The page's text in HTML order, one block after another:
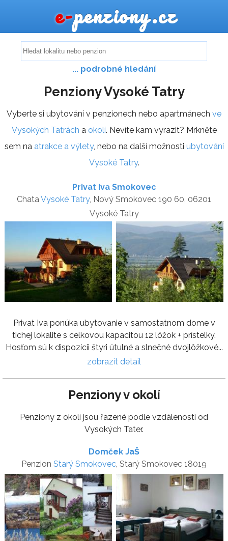
e-penziony.cz
... podrobné hledání
Penziony Vysoké Tatry
Vyberte si ubytování v penzionech nebo apartmánech ve
Vysokých Tatrách a okolí. Nevíte kam vyrazit? Mrkněte
sem na atrakce a výlety, nebo na další možnosti ubytování
Vysoké Tatry.
Privat Iva Smokovec
Chata Vysoké Tatry, Nový Smokovec 190 60, 06201
Vysoké Tatry
Privat Iva ponúka ubytovanie v samostatnom dome v
tichej lokalite s celkovou kapacitou 12 lôžok + prístelky.
Hosťom sú k dispozícii štyri útulné a slnečné dvojlôžkové...
zobrazit detail
Penziony v okolí
Penziony z okolí jsou řazené podle vzdálenosti od
Vysokých Tater.
Domček JaŠ
Penzion Starý Smokovec , Starý Smokovec 18019